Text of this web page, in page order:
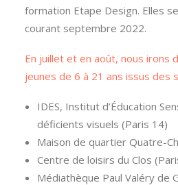
formation Etape Design. Elles
courant septembre 2022.
En juillet et en août, nous irons
jeunes de 6 à 21 ans issus des
IDES, Institut d’Éducation
déficients visuels (Paris 14)
Maison de quartier Quatre-
Centre de loisirs du Clos
Médiathèque Paul Valéry de